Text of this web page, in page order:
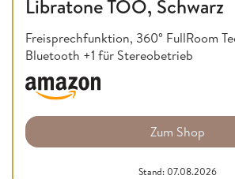
Libratone TOO, Schwarz
Freisprechfunktion, 360° FullRoom
Bluetooth +1 für Stereobetrieb
Zum Shop
Stand: 07.08.2026